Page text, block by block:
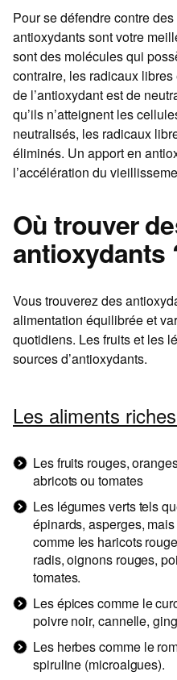
Pour se défendre contre
antioxydants sont votre
sont des molécules qui
contraire, les radicaux
de l’antioxydant est de
qu’ils n’atteignent les
neutralisés, les radicaux
éliminés. Un apport en
l’accélération du
Où trouver
antioxydants
Vous trouverez des
alimentation équilibrée et
quotidiens. Les fruits et les
sources d’antioxydants.
Les aliments
Les fruits rouges,
abricots ou tomates
Les légumes verts tels
épinards, asperges,
comme les haricots
radis, oignons rouges,
tomates.
Les épices comme le
poivre noir, cannelle,
Les herbes comme le
spiruline (microalgues).